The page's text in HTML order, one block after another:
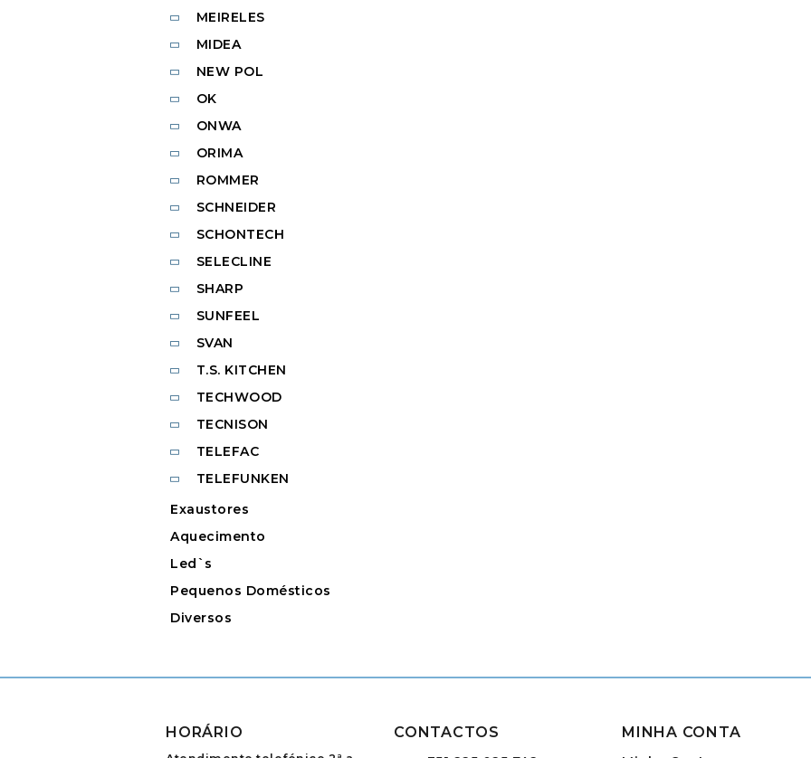
MEIRELES
MIDEA
NEW POL
OK
ONWA
ORIMA
ROMMER
SCHNEIDER
SCHONTECH
SELECLINE
SHARP
SUNFEEL
SVAN
T.S. KITCHEN
TECHWOOD
TECNISON
TELEFAC
TELEFUNKEN
Exaustores
Aquecimento
Led`s
Pequenos Domésticos
Diversos
HORÁRIO CONTACTOS MINHA CONTA